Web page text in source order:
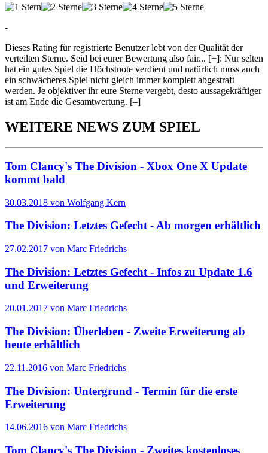
-
Dieses Rating für registrierte Benutzer lebt von der Qualität der
verteilten Sterne. Seid bei eurer Bewertung also fair... [+]: Nur selten
hat ein gutes Spiel die Höchstnote verdient und natürlich muss auch
ein schwächeres Spiel nicht gleich immer komplett abgestraft
werden. Je objektiver ihr eure Sterne vergebt, desto aussagekräftiger
ist am Ende die Gesamtwertung. [–]
WEITERE NEWS ZUM SPIEL
Tom Clancy's The Division - Xbox One X Update
kommt bald
30.03.2018 von Wolfgang Kern
The Division: Letztes Gefecht - Ab morgen erhältlich
27.02.2017 von Marc Friedrichs
The Division: Letztes Gefecht - Infos zu Update 1.6
und Erweiterung
20.01.2017 von Marc Friedrichs
The Division: Überleben - Zweite Erweiterung ab
heute erhältlich
22.11.2016 von Marc Friedrichs
The Division: Untergrund - Termin für die erste
Erweiterung
14.06.2016 von Marc Friedrichs
Tom Clancy's The Division - Zweites kostenloses